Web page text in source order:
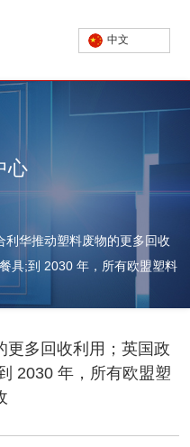
中文
心
利华推动塑料废物的更多回收
具;到 2030 年，所有欧盟塑料
更多回收利用；英国政
2030 年，所有欧盟塑